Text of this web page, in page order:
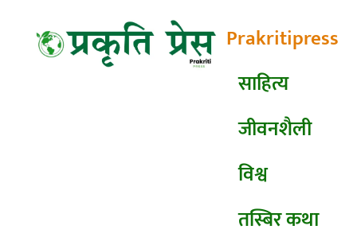
Prakritipress
साहित्य
जीवनशैली
विश्व
तस्बिर कथा